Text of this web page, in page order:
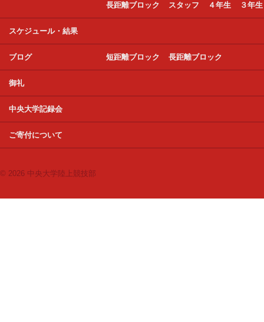
長距離ブロック
スタッフ ４年生 ３年生
スケジュール・結果
ブログ 短距離ブロック 長距離ブロック
御礼
中央大学記録会
ご寄付について
© 2026 中央大学陸上競技部